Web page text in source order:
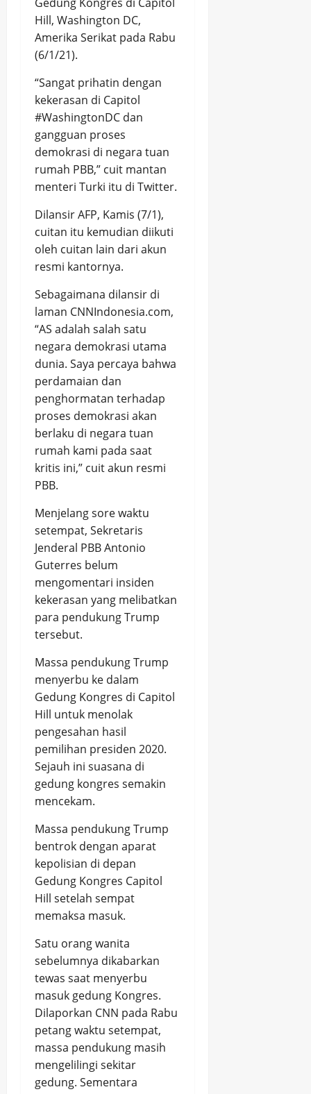
Hill, Washington DC,
Amerika Serikat pada Rabu
(6/1/21).
“Sangat prihatin dengan
kekerasan di Capitol
#WashingtonDC dan
gangguan proses
demokrasi di negara tuan
rumah PBB,” cuit mantan
menteri Turki itu di Twitter.
Dilansir AFP, Kamis (7/1),
cuitan itu kemudian diikuti
oleh cuitan lain dari akun
resmi kantornya.
Sebagaimana dilansir di
laman CNNIndonesia.com,
“AS adalah salah satu
negara demokrasi utama
dunia. Saya percaya bahwa
perdamaian dan
penghormatan terhadap
proses demokrasi akan
berlaku di negara tuan
rumah kami pada saat
kritis ini,” cuit akun resmi
PBB.
Menjelang sore waktu
setempat, Sekretaris
Jenderal PBB Antonio
Guterres belum
mengomentari insiden
kekerasan yang melibatkan
para pendukung Trump
tersebut.
Massa pendukung Trump
menyerbu ke dalam
Gedung Kongres di Capitol
Hill untuk menolak
pengesahan hasil
pemilihan presiden 2020.
Sejauh ini suasana di
gedung kongres semakin
mencekam.
Massa pendukung Trump
bentrok dengan aparat
kepolisian di depan
Gedung Kongres Capitol
Hill setelah sempat
memaksa masuk.
Satu orang wanita
sebelumnya dikabarkan
tewas saat menyerbu
masuk gedung Kongres.
Dilaporkan CNN pada Rabu
petang waktu setempat,
massa pendukung masih
mengelilingi sekitar
gedung. Sementara